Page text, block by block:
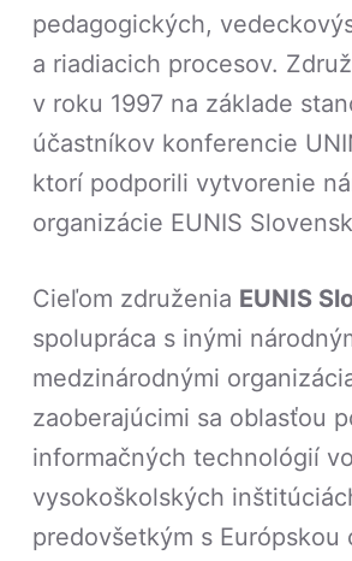
pedagogických,
a riadiacich procesov.
v roku 1997 na základe
účastníkov konferencie
ktorí podporili vytvorenie
organizácie EUNIS
Cieľom združenia EUNIS
spolupráca s inými
medzinárodnými
zaoberajúcimi sa oblasťou
informačných technológií vo
vysokoškolských
predovšetkým s Európskou